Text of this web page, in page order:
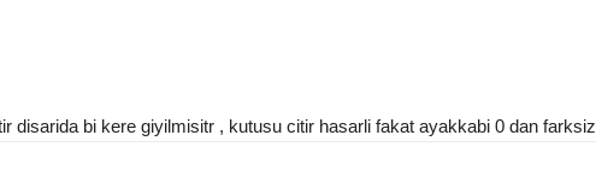
disarida bi kere giyilmisitr , kutusu citir hasarli fakat ayakkabi 0 dan farksiz